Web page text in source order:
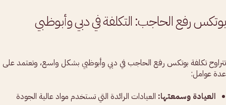
بوتكس رفع الحاجب: التكلفة في دبي وأبوظبي
تتراوح تكلفة بوتكس رفع الحاجب في دبي وأبوظبي بشكل واسع، وتعتمد على
عدة عوامل:
العيادة وسمعتها: العيادات الرائدة التي تستخدم مواد عالية الجودة